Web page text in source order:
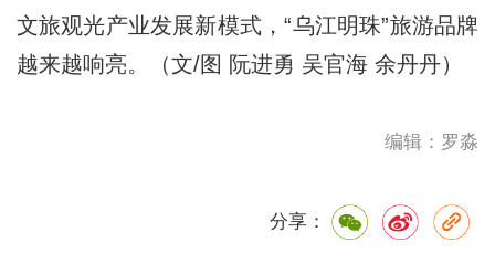
文旅观光产业发展新模式，“乌江明珠”旅游品牌
越来越响亮。（文/图 阮进勇 吴官海 余丹丹）
编辑：罗淼
分享：